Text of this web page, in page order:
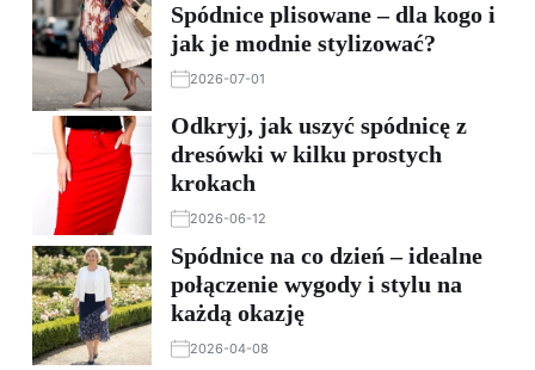
Spódnice plisowane – dla kogo i
jak je modnie stylizować?
2026-07-01
Odkryj, jak uszyć spódnicę z
dresówki w kilku prostych
krokach
2026-06-12
Spódnice na co dzień – idealne
połączenie wygody i stylu na
każdą okazję
2026-04-08